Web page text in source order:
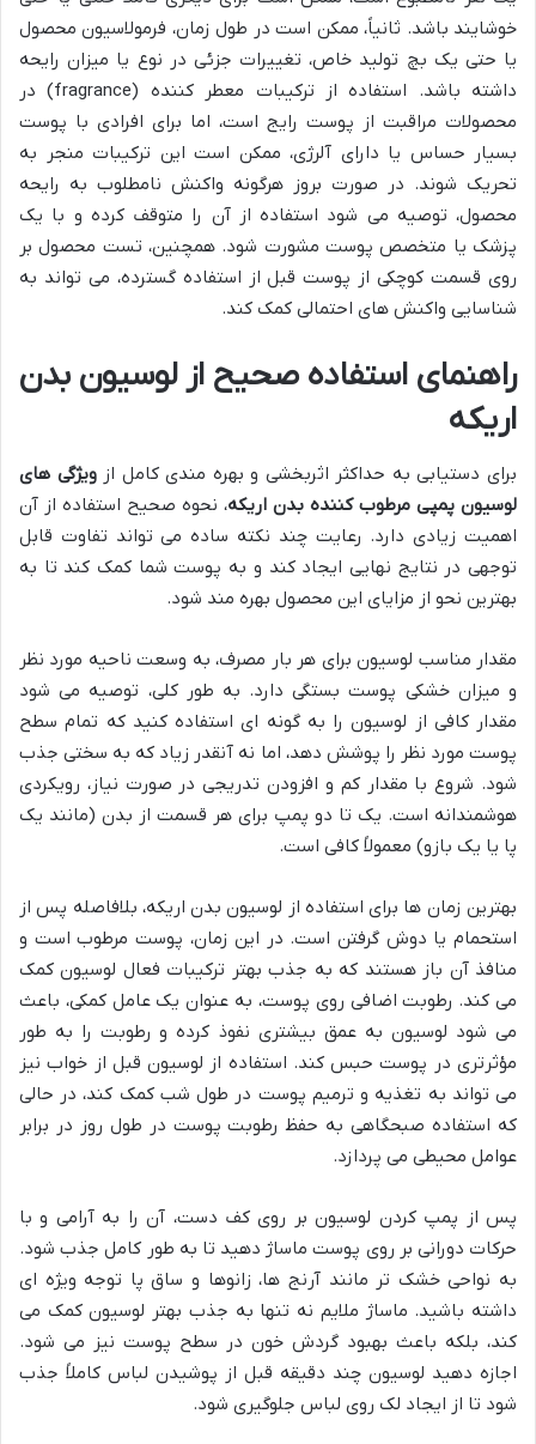
خوشایند باشد. ثانیاً، ممکن است در طول زمان، فرمولاسیون محصول
یا حتی یک بچ تولید خاص، تغییرات جزئی در نوع یا میزان رایحه
داشته باشد. استفاده از ترکیبات معطر کننده (fragrance) در
محصولات مراقبت از پوست رایج است، اما برای افرادی با پوست
بسیار حساس یا دارای آلرژی، ممکن است این ترکیبات منجر به
تحریک شوند. در صورت بروز هرگونه واکنش نامطلوب به رایحه
محصول، توصیه می شود استفاده از آن را متوقف کرده و با یک
پزشک یا متخصص پوست مشورت شود. همچنین، تست محصول بر
روی قسمت کوچکی از پوست قبل از استفاده گسترده، می تواند به
شناسایی واکنش های احتمالی کمک کند.
راهنمای استفاده صحیح از لوسیون بدن
اریکه
برای دستیابی به حداکثر اثربخشی و بهره مندی کامل ازویژگی های
لوسیون پمپی مرطوب کننده بدن اریکه، نحوه صحیح استفاده از آن
اهمیت زیادی دارد. رعایت چند نکته ساده می تواند تفاوت قابل
توجهی در نتایج نهایی ایجاد کند و به پوست شما کمک کند تا به
بهترین نحو از مزایای این محصول بهره مند شود.
مقدار مناسب لوسیون برای هر بار مصرف، به وسعت ناحیه مورد نظر
و میزان خشکی پوست بستگی دارد. به طور کلی، توصیه می شود
مقدار کافی از لوسیون را به گونه ای استفاده کنید که تمام سطح
پوست مورد نظر را پوشش دهد، اما نه آنقدر زیاد که به سختی جذب
شود. شروع با مقدار کم و افزودن تدریجی در صورت نیاز، رویکردی
هوشمندانه است. یک تا دو پمپ برای هر قسمت از بدن (مانند یک
پا یا یک بازو) معمولاً کافی است.
بهترین زمان ها برای استفاده از لوسیون بدن اریکه، بلافاصله پس از
استحمام یا دوش گرفتن است. در این زمان، پوست مرطوب است و
منافذ آن باز هستند که به جذب بهتر ترکیبات فعال لوسیون کمک
می کند. رطوبت اضافی روی پوست، به عنوان یک عامل کمکی، باعث
می شود لوسیون به عمق بیشتری نفوذ کرده و رطوبت را به طور
مؤثرتری در پوست حبس کند. استفاده از لوسیون قبل از خواب نیز
می تواند به تغذیه و ترمیم پوست در طول شب کمک کند، در حالی
که استفاده صبحگاهی به حفظ رطوبت پوست در طول روز در برابر
عوامل محیطی می پردازد.
پس از پمپ کردن لوسیون بر روی کف دست، آن را به آرامی و با
حرکات دورانی بر روی پوست ماساژ دهید تا به طور کامل جذب شود.
به نواحی خشک تر مانند آرنج ها، زانوها و ساق پا توجه ویژه ای
داشته باشید. ماساژ ملایم نه تنها به جذب بهتر لوسیون کمک می
کند، بلکه باعث بهبود گردش خون در سطح پوست نیز می شود.
اجازه دهید لوسیون چند دقیقه قبل از پوشیدن لباس کاملاً جذب
شود تا از ایجاد لک روی لباس جلوگیری شود.